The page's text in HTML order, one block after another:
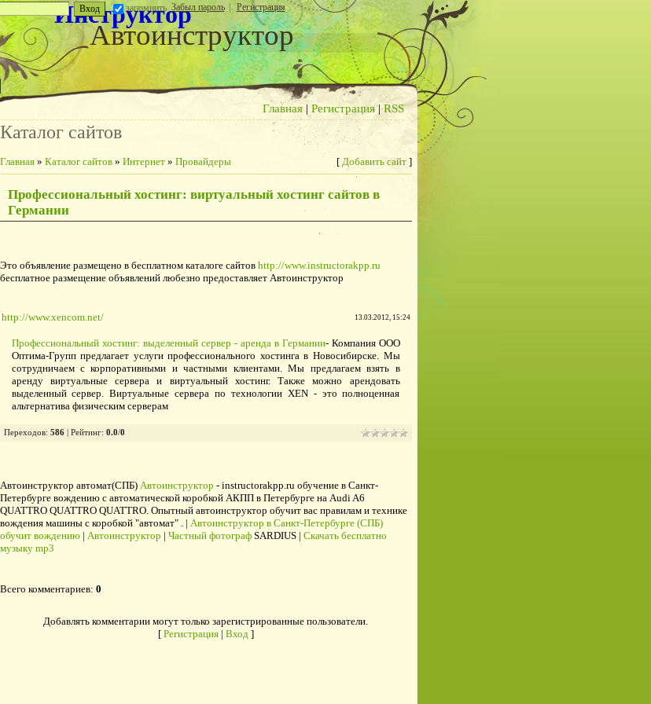
запомнить Забыл пароль | Регистрация
Автоинструктор
Инструктор
Главная| Регистрация|RSS
Каталог сайтов
Главная» Каталог сайтов» Интернет» Провайдеры [ Добавить сайт]
Профессиональный хостинг: виртуальный хостинг сайтов в
Германии
Это объявление размещено в бесплатном каталоге сайтов http://www.instructorakpp.ru
бесплатное размещение объявлений любезно предоставляет Автоинструктор
http://www.xencom.net/ 13.03.2012, 15:24
Профессиональный хостинг: выделенный сервер - аренда в Германии- Компания ООО
Оптима-Групп предлагает услуги профессионального хостинга в Новосибирске. Мы
сотрудничаем с корпоративными и частными клиентами. Мы предлагаем взять в
аренду виртуальные сервера и виртуальный хостинг. Также можно арендовать
выделенный сервер. Виртуальные сервера по технологии XEN - это полноценная
альтернатива физическим серверам
Переходов: 586| Рейтинг: 0.0/0
Автоинструктор автомат(СПБ) Автоинструктор - instructorakpp.ru обучение в Санкт-
Петербурге вождению с автоматической коробкой АКПП в Петербурге на Audi A6
QUATTRO QUATTRO QUATTRO. Опытный автоинструктор обучит вас правилам и технике
вождения машины с коробкой "автомат" . | Автоинструктор в Санкт-Петербурге (СПБ)
обучит вождению| Автоинструктор | Частный фотографSARDIUS | Скачать бесплатно
музыку mp3
Всего комментариев: 0
Добавлять комментарии могут только зарегистрированные пользователи.
[ Регистрация| Вход]